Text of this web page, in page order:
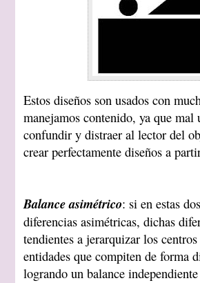
Estos diseños son usados con
manejamos contenido, ya que mal
confundir y distraer al lector del
crear perfectamente diseños a
Balance asimétrico: si en estas
diferencias asimétricas, dichas
tendientes a jerarquizar los
entidades que compiten de forma
logrando un balance